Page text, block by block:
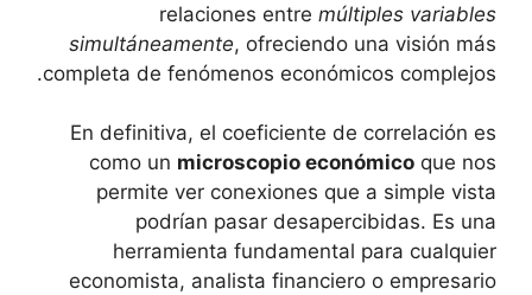
relaciones entre⁣ múltiples variables⁢
simultáneamente, ofreciendo una visión más
completa⁤ de fenómenos económicos complejos.
En definitiva, el coeficiente de correlación es
⁢como un microscopio‌ económico que nos
⁤permite ver ⁤conexiones⁤ que a simple vista
podrían pasar desapercibidas. Es una
herramienta fundamental para cualquier
economista, analista financiero o empresario